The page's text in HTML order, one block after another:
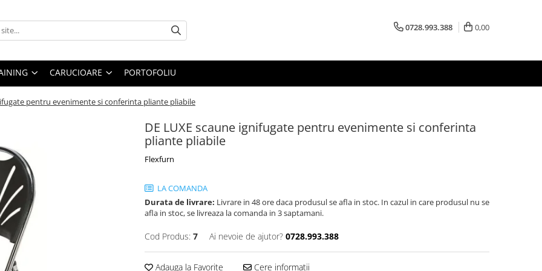
0728.993.388 0,00
CARUCIOARE PORTOFOLIU
pentru evenimente si conferinta pliante pliabile
DE LUXE scaune ignifugate pentru evenimente si conferinta
pliante pliabile
Flexfurn
LA COMANDA
Durata de livrare: Livrare in 48 ore daca produsul se afla in stoc. In cazul in care produsul nu se
afla in stoc, se livreaza la comanda in 3 saptamani.
Cod Produs: 7 Ai nevoie de ajutor? 0728.993.388
Adauga la Favorite Cere informatii